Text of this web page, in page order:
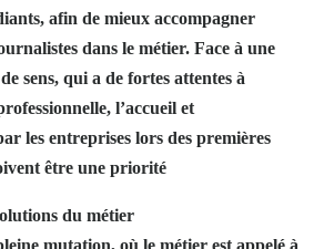
afin de mieux accompagner
dans le métier. Face à une
sens, qui a de fortes attentes à
l’accueil et
les entreprises lors des premières
être une priorité
du métier